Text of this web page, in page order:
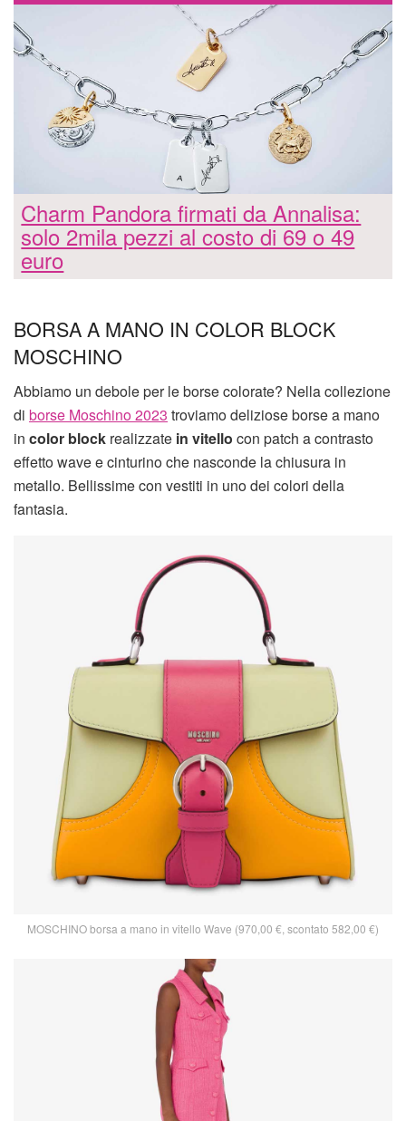
Charm Pandora firmati da Annalisa:
solo 2mila pezzi al costo di 69 o 49
euro
BORSA A MANO IN COLOR BLOCK
MOSCHINO
Abbiamo un debole per le borse colorate? Nella collezione
di borse Moschino 2023 troviamo deliziose borse a mano
in color block realizzate in vitello con patch a contrasto
effetto wave e cinturino che nasconde la chiusura in
metallo. Bellissime con vestiti in uno dei colori della
fantasia.
MOSCHINO borsa a mano in vitello Wave (970,00 €, scontato 582,00 €)